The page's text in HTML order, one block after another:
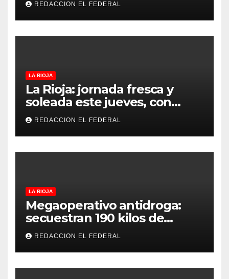
denuncian excesos, mientras
proteccionistas reclaman
controles más duros
REDACCION EL FEDERAL
LA RIOJA
La Rioja: jornada fresca y
soleada este jueves, con
temperaturas estables para
el viernes
REDACCION EL FEDERAL
LA RIOJA
Megaoperativo antidroga:
secuestran 190 kilos de
marihuana que tenían como
destino La Rioja y Catamarca
REDACCION EL FEDERAL